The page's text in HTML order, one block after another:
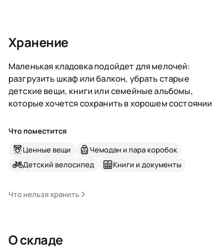
Хранение
Маленькая кладовка подойдет для мелочей:
разгрузить шкаф или балкон, убрать старые
детские вещи, книги или семейные альбомы,
которые хочется сохранить в хорошем состоянии
Что поместится
Ценные вещи
Чемодан и пара коробок
Детский велосипед
Книги и документы
Что нельзя хранить
О складе